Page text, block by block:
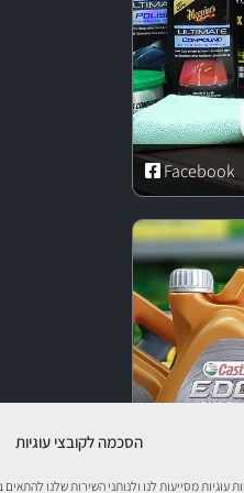
הסכמה לקובצי עוגיות
עוגיות מסייעות לנו ולנותני השירות שלנו
Facebook